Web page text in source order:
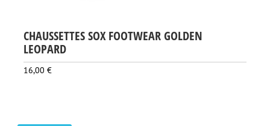
CHAUSSETTES SOX FOOTWEAR GOLDEN
LEOPARD
16,00 €